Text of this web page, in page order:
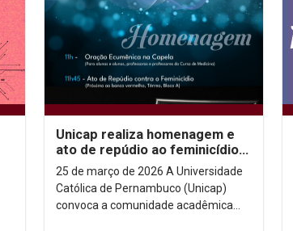
Unicap realiza homenagem e
ato de repúdio ao feminicídio
nesta quarta-feira (25)
25 de março de 2026 A Universidade
Católica de Pernambuco (Unicap)
convoca a comunidade acadêmica